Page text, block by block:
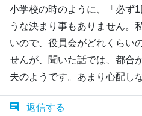
小学校の時のように、「必ず
うな決まり事もありません。
いので、役員会がどれくらい
せんが、聞いた話では、都合
夫のようです。あまり心配し
返信する